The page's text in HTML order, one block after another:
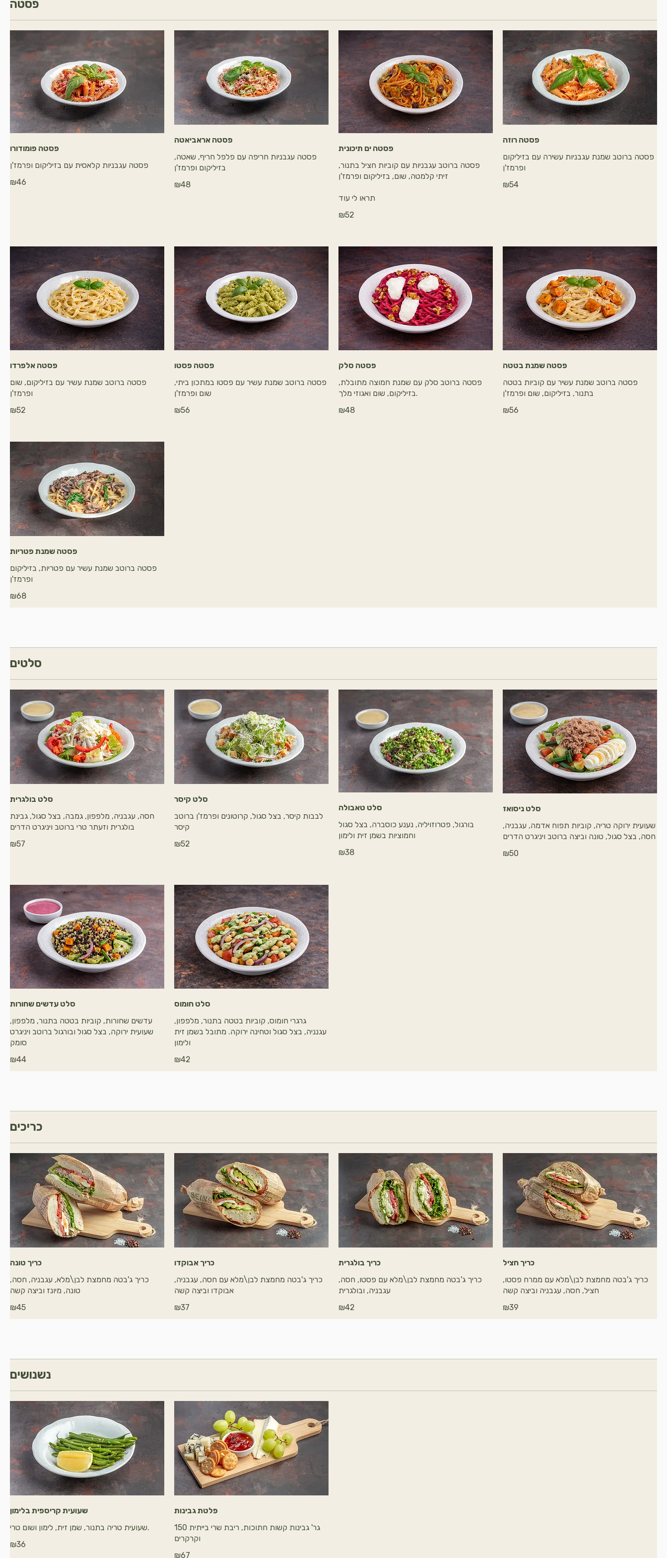
פסטה
פסטה פומודורו
פסטה עגבניות קלאסית עם בזיליקום ופרמז'ן
₪46
פסטה אראביאטה
פסטה עגבניות חריפה עם פלפל חריף, שאטה,
בזיליקום ופרמז'ן
₪48
פסטה ים תיכונית
פסטה ברוטב עגבניות עם קוביות חציל בתנור,
זיתי קלמטה, שום, בזיליקום ופרמז'ן
₪52
פסטה רוזה
פסטה ברוטב שמנת עגבניות עשירה עם בזיליקום
ופרמז'ן
₪54
פסטה אלפרדו
פסטה ברוטב שמנת עשיר עם בזיליקום, שום
ופרמז'ן
₪52
פסטה פסטו
פסטה ברוטב שמנת עשיר עם פסטו במתכון ביתי,
שום ופרמז'ן
₪56
פסטה סלק
פסטה ברוטב סלק עם שמנת חמוצה מתובלת,
בזיליקום, שום ואגוזי מלך.
₪48
פסטה שמנת בטטה
פסטה ברוטב שמנת עשיר עם קוביות בטטה
₪56
פסטה שמנת פטריות
פסטה ברוטב שמנת עשיר עם פטריות, בזיליקום
ופרמז'ן
₪68
סלטים
סלט בולגרית
חסה, עגבניה, מלפפון, גמבה, בצל סגול, גבינת
בולגרית וזעתר טרי ברוטב ויניגרט הדרים
₪57
סלט קיסר
לבבות קיסר, בצל סגול, קרוטונים ופרמז'ן ברוטב
קיסר
₪52
סלט טאבולה
בורגול, פטרוזויליה, נענע כוסברה, בצל סגול
וחמוציות בשמן זית ולימון
₪38
סלט ניסואז
שעועית ירוקה טריה, קוביות תפוח אדמה, עגבניה,
חסה, בצל סגול, טונה וביצה ברוטב ויניגרט הדרים
₪50
סלט עדשים שחורות
עדשים שחורות, קוביות בטטה בתנור, מלפפון,
שעועית ירוקה, בצל סגול ובורגול ברוטב ויניגרט
סומק
₪44
סלט חומוס
גרגרי חומוס, קוביות בטטה בתנור, מלפפון,
עגנניה, בצל סגול וטחינה ירוקה. מתובל בשמן זית
ולימון
₪42
כריכים
כריך טונה
כריך ג'בטה מחמצת לבן\מלא, עגבניה, חסה,
טונה, מיונז וביצה קשה
₪45
כריך אבוקדו
כריך ג'בטה מחמצת לבן\מלא עם חסה, עגבניה,
אבוקדו וביצה קשה
₪37
כריך בולגרית
כריך ג'בטה מחמצת לבן\מלא עם פסטו, חסה,
עגבניה, ובולגרית
₪42
כריך חציל
כריך ג'בטה מחמצת לבן\מלא עם ממרח פסטו,
חציל, חסה, עגבניה וביצה קשה
₪39
נשנושים
שעועית קריספית בלימון
שעועית טריה בתנור, שמן זית, לימון ושום טרי.
₪36
פלטת גבינות
150 גר' גבינות קשות חתוכות, ריבת שרי בייתית
וקרקרים
₪67